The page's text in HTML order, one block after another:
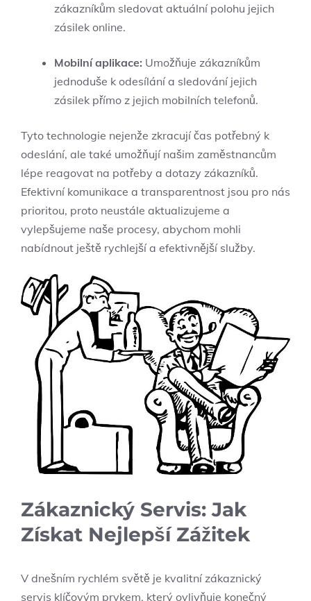
zákazníkům sledovat aktuální polohu jejich
zásilek online.
Mobilní aplikace: Umožňuje zákazníkům
jednoduše k odesílání a sledování jejich
zásilek přímo z jejich mobilních telefonů.
Tyto technologie nejenže zkracují čas potřebný k
odeslání, ale také umožňují našim zaměstnancům
lépe reagovat na potřeby a dotazy zákazníků.
Efektivní komunikace a transparentnost jsou pro nás
prioritou, proto neustále aktualizujeme a
vylepšujeme naše procesy, abychom mohli
nabídnout ještě rychlejší a efektivnější služby.
Zákaznický Servis: Jak
Získat Nejlepší Zážitek
V dnešním rychlém světě je kvalitní zákaznický
servis klíčovým prvkem, který ovlivňuje konečný